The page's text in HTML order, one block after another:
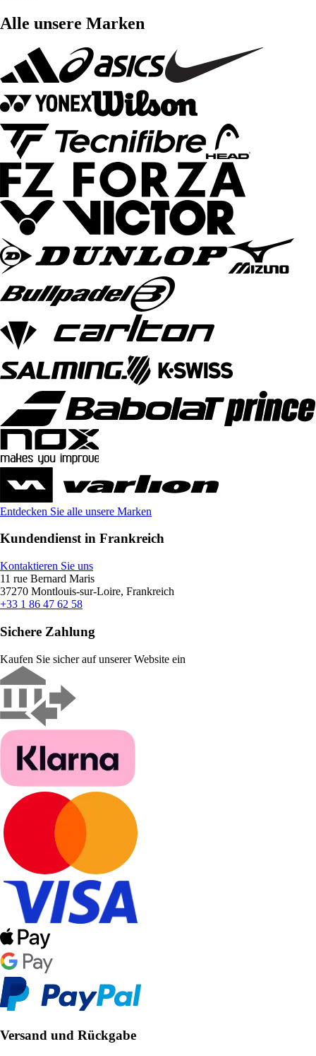
Alle unsere Marken
Entdecken Sie alle unsere Marken
Kundendienst in Frankreich
Kontaktieren Sie uns
11 rue Bernard Maris
37270 Montlouis-sur-Loire, Frankreich
+33 1 86 47 62 58
Sichere Zahlung
Kaufen Sie sicher auf unserer Website ein
Versand und Rückgabe